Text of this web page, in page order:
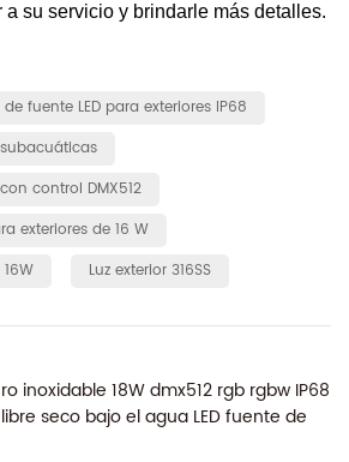
a su servicio y brindarle más detalles.
de fuente LED para exteriores IP68
subacuáticas
control DMX512
exteriores de 16 W
Luz exterior 316SS
inoxidable 18W dmx512 rgb rgbw IP68
seco bajo el agua LED fuente de